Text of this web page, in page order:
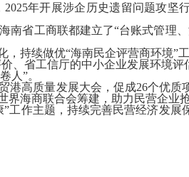
2025年开展涉企历史遗留问题攻坚
省工商联都建立了“台账式管理
持续做优“海南民企评营商环境”工
、省工信厅的中小企业发展环境评
人”。
港高质量发展大会，促成26个优质
海商联合会筹建，助力民营企业
作主题，持续完善民营经济发展